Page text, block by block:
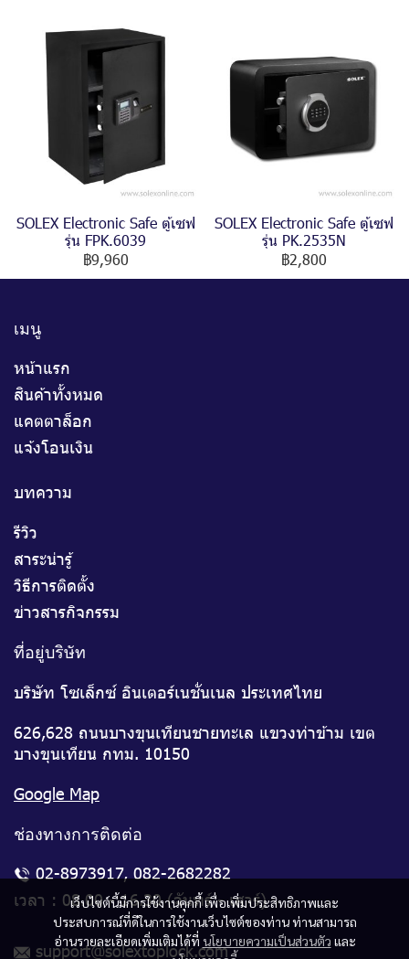
SOLEX Electronic Safe ตู้เซฟ
รุ่น FPK.6039
฿9,960
SOLEX Electronic Safe ตู้เซฟ
รุ่น PK.2535N
฿2,800
เว็บไซต์นี้มีการใช้งานคุกกี้ เพื่อเพิ่มประสิทธิภาพและ
ประสบการณ์ที่ดีในการใช้งานเว็บไซต์ของท่าน ท่านสามารถ
อ่านรายละเอียดเพิ่มเติมได้ที่ นโยบายความเป็นส่วนตัว และ
เมนู
หน้าแรก
สินค้าทั้งหมด
แคตตาล็อก
แจ้งโอนเงิน
บทความ
รีวิว
สาระน่ารู้
วิธีการติดตั้ง
ข่าวสารกิจกรรม
ที่อยู่บริษัท
บริษัท โซเล็กซ์ อินเตอร์เนชั่นเนล ประเทศไทย
626,628 ถนนบางขุนเทียนชายทะเล แขวงท่าข้าม เขต
บางขุนเทียน กทม. 10150
Google Map
ช่องทางการติดต่อ
02-8973917, 082-2682282
เวลา : 08.00 - 16.30 (จันทร์ - เสาร์)
support@solextoplock.com